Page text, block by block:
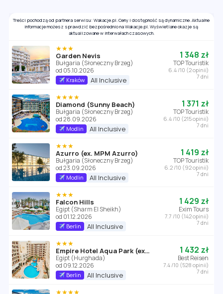
Treści pochodzą od partnera serwisu: Wakacje.pl. Ceny i dostępność są dynamiczne. Aktualne
informacje możesz sprawdzić bezpośrednio na Wakacje.pl. Wyświetlane okazje są
aktualizowane w interwałach czasowych.
★★★
Garden Nevis
Bułgaria (Słoneczny Brzeg)
od 05.10.2026
Kraków All Inclusive
1 348 zł
TOP Touristik
6.4 /10 (2 opinii)
7 dni
★★★★
Diamond (Sunny Beach)
Bułgaria (Słoneczny Brzeg)
od 28.09.2026
Modlin All Inclusive
1 371 zł
TOP Touristik
6.4 /10 (215 opinii)
7 dni
★★★
Azurro (ex. MPM Azurro)
Bułgaria (Słoneczny Brzeg)
od 23.09.2026
Modlin All Inclusive
1 419 zł
TOP Touristik
6.2 /10 (92 opinii)
7 dni
★★★
Falcon Hills
Egipt (Sharm El Sheikh)
od 01.12.2026
Berlin All Inclusive
1 429 zł
Exim Tours
7.7 /10 (142 opinii)
7 dni
★★★
Empire Hotel Aqua Park (ex. Triton Empire Hotel Hurghada)
Egipt (Hurghada)
od 09.12.2026
Berlin All Inclusive
1 432 zł
Best Reisen
7.4 /10 (528 opinii)
7 dni
★★★★